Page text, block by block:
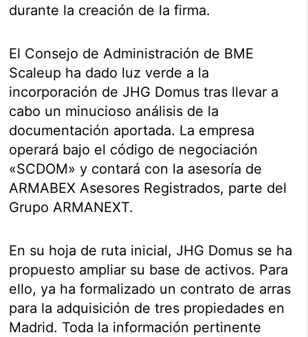
durante la creación de la firma.
El Consejo de Administración de BME
Scaleup ha dado luz verde a la
incorporación de JHG Domus tras llevar a
cabo un minucioso análisis de la
documentación aportada. La empresa
operará bajo el código de negociación
«SCDOM» y contará con la asesoría de
ARMABEX Asesores Registrados, parte del
Grupo ARMANEXT.
En su hoja de ruta inicial, JHG Domus se ha
propuesto ampliar su base de activos. Para
ello, ya ha formalizado un contrato de arras
para la adquisición de tres propiedades en
Madrid. Toda la información pertinente